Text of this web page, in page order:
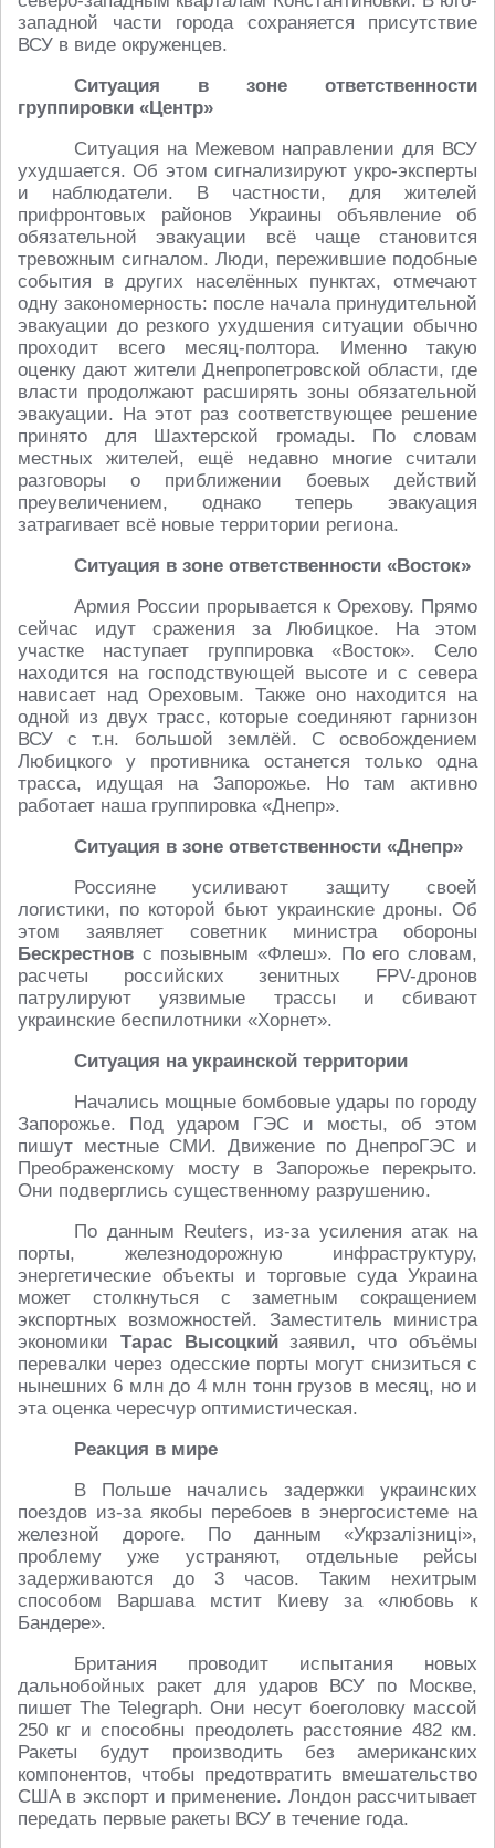
западной части города сохраняется присутствие
ВСУ в виде окруженцев.
Ситуация в зоне ответственности
группировки «Центр»
Ситуация на Межевом направлении для ВСУ
ухудшается. Об этом сигнализируют укро-эксперты
и наблюдатели. В частности, для жителей
прифронтовых районов Украины объявление об
обязательной эвакуации всё чаще становится
тревожным сигналом. Люди, пережившие подобные
события в других населённых пунктах, отмечают
одну закономерность: после начала принудительной
эвакуации до резкого ухудшения ситуации обычно
проходит всего месяц-полтора. Именно такую
оценку дают жители Днепропетровской области, где
власти продолжают расширять зоны обязательной
эвакуации. На этот раз соответствующее решение
принято для Шахтерской громады. По словам
местных жителей, ещё недавно многие считали
разговоры о приближении боевых действий
преувеличением, однако теперь эвакуация
затрагивает всё новые территории региона.
Ситуация в зоне ответственности «Восток»
Армия России прорывается к Орехову. Прямо
сейчас идут сражения за Любицкое. На этом
участке наступает группировка «Восток». Село
находится на господствующей высоте и с севера
нависает над Ореховым. Также оно находится на
одной из двух трасс, которые соединяют гарнизон
ВСУ с т.н. большой землёй. С освобождением
Любицкого у противника останется только одна
трасса, идущая на Запорожье. Но там активно
работает наша группировка «Днепр».
Ситуация в зоне ответственности «Днепр»
Россияне усиливают защиту своей
логистики, по которой бьют украинские дроны. Об
этом заявляет советник министра обороны
Бескрестнов с позывным «Флеш». По его словам,
расчеты российских зенитных FPV-дронов
патрулируют уязвимые трассы и сбивают
украинские беспилотники «Хорнет».
Ситуация на украинской территории
Начались мощные бомбовые удары по городу
Запорожье. Под ударом ГЭС и мосты, об этом
пишут местные СМИ. Движение по ДнепроГЭС и
Преображенскому мосту в Запорожье перекрыто.
Они подверглись существенному разрушению.
По данным Reuters, из-за усиления атак на
порты, железнодорожную инфраструктуру,
энергетические объекты и торговые суда Украина
может столкнуться с заметным сокращением
экспортных возможностей. Заместитель министра
экономики Тарас Высоцкийзаявил, что объёмы
перевалки через одесские порты могут снизиться с
нынешних 6 млн до 4 млн тонн грузов в месяц, но и
эта оценка чересчур оптимистическая.
Реакция в мире
В Польше начались задержки украинских
поездов из-за якобы перебоев в энергосистеме на
железной дороге. По данным «Укрзалізниці»,
проблему уже устраняют, отдельные рейсы
задерживаются до 3 часов. Таким нехитрым
способом Варшава мстит Киеву за «любовь к
Бандере».
Британия проводит испытания новых
дальнобойных ракет для ударов ВСУ по Москве,
пишет The Telegraph. Они несут боеголовку массой
250 кг и способны преодолеть расстояние 482 км.
Ракеты будут производить без американских
компонентов, чтобы предотвратить вмешательство
США в экспорт и применение. Лондон рассчитывает
передать первые ракеты ВСУ в течение года.